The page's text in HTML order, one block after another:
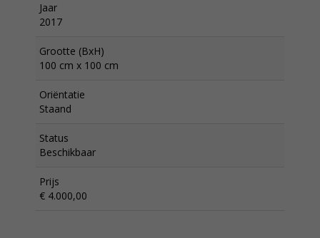
Jaar
2017
Grootte (BxH)
100 cm x 100 cm
Oriëntatie
Staand
Status
Beschikbaar
Prijs
€ 4.000,00